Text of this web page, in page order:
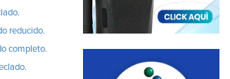
reducido.
completo.